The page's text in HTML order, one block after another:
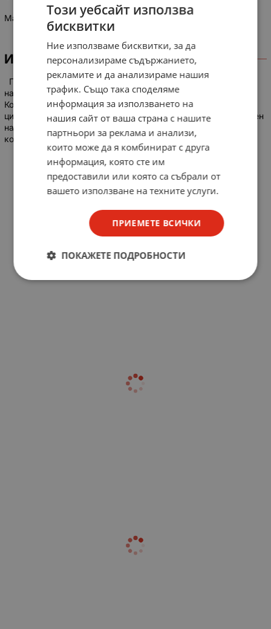
Магнетвентил Бобина на соленоиден клапан NR.0200
ИНФОРМАЦИЯ
Пневматични или хидравлични клапани. Номинално
напрежение: Работи при 220V AC (50Hz) или 110V DC.
Консумирана мощност: Консумира 16VA или 11.5W. Работен
цикъл: Номинален за 100% ED (непрекъсната работа). Степен
на защита: IP00 или IP65, в зависимост от използвания
конектор. вътрешния диаметър на отвора е 13.2mm
Този уебсайт използва
бисквитки
Ние използваме бисквитки, за да
персонализираме съдържанието,
рекламите и да анализираме нашия
трафик. Също така споделяме
информация за използването на
нашия сайт от ваша страна с нашите
партньори за реклама и анализи,
които може да я комбинират с друга
информация, която сте им
предоставили или която са събрали от
вашето използване на техните услуги.
ПРИЕМЕТЕ ВСИЧКИ
ПОКАЖЕТЕ ПОДРОБНОСТИ